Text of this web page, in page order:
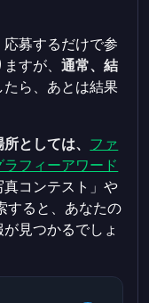
募するだけで参
ますが、通常、結
ら、あとは結果
としては、 ファ
フィーアワード
コンテスト」や
すると、あなたの
見つかるでしょ